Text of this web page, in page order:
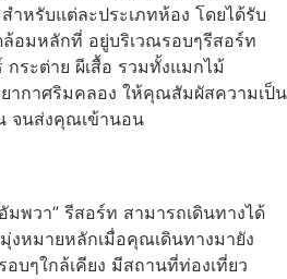
ำหรับแต่ละประเภทห้อง โดยได้รับ
ล้อมหลักที่ อยู่บริเวณรอบๆรีสอร์ท
ระต่าย ผีเสื้อ รวมทั้งแมกไม้
ากาศริมคลอง ให้คุณสัมผัสความเป็น
จนส่งคุณเข้านอน
มพวา” รีสอร์ท สามารถเดินทางได้
งหมายหลักเมื่อคุณเดินทางมายัง
บๆใกล้เคียง มีสถานที่ท่องเที่ยว